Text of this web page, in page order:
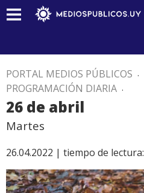
PORTAL MEDIOS PÚBLICOS .
PROGRAMACIÓN DIARIA .
26 de abril
Martes
26.04.2022 | tiempo de lectura: